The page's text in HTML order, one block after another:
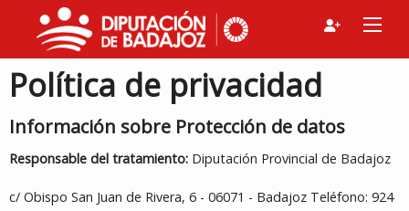
Política de privacidad
Información sobre Protección de datos
Responsable del tratamiento: Diputación Provincial de Badajoz
c/ Obispo San Juan de Rivera, 6 - 06071 - Badajoz Teléfono: 924